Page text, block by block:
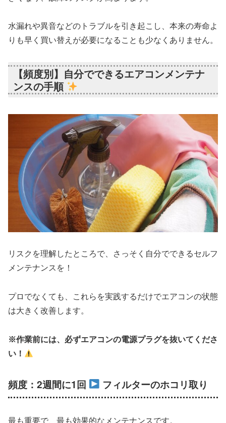
水漏れや異音などのトラブルを引き起こし、本来の寿命よ
りも早く買い替えが必要になることも少なくありません。
【頻度別】自分でできるエアコンメンテナ
ンスの手順
リスクを理解したところで、さっそく自分でできるセルフ
メンテナンスを！
プロでなくても、これらを実践するだけでエアコンの状態
は大きく改善します。
※作業前には、必ずエアコンの電源プラグを抜いてくださ
い！
頻度：2週間に1回 フィルターのホコリ取り
最も重要で、最も効果的なメンテナンスです。